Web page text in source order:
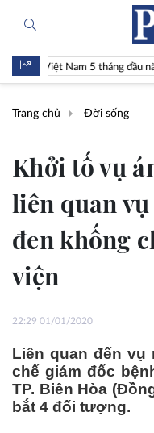
Việt Nam 5 tháng đầu năm
Trang chủ Đời sống
Khởi tố vụ
liên quan
đen khống
viện
22:29 01/01/2020
Liên quan đến vụ
chế giám đốc
TP. Biên Hòa
bắt 4 đối tượng.